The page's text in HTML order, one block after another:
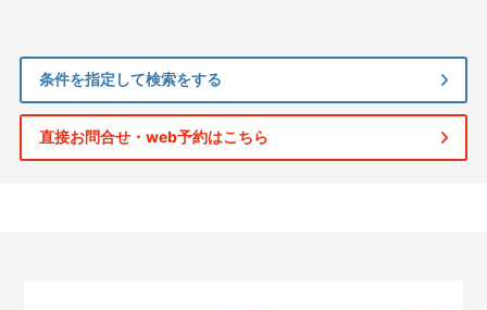
条件を指定して検索をする
直接お問合せ・web予約はこちら